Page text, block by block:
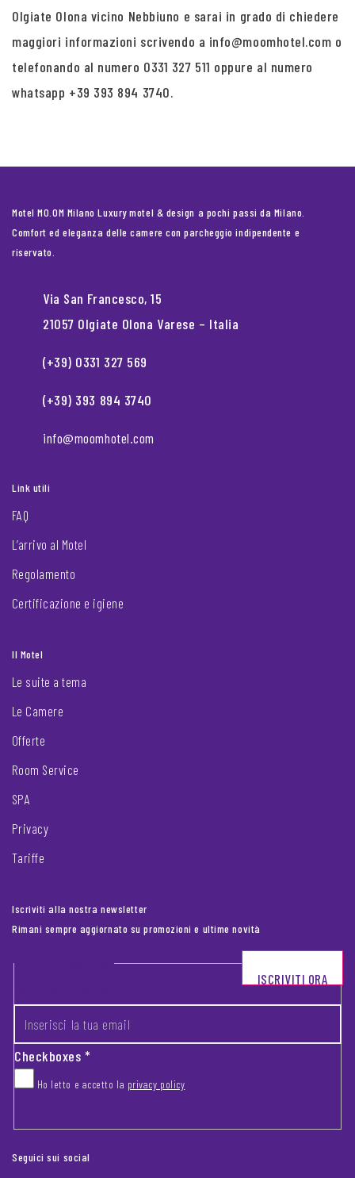
Olgiate Olona vicino Nebbiuno e sarai in grado di chiedere
maggiori informazioni scrivendo a info@moomhotel.com o
telefonando al numero 0331 327 511 oppure al numero
whatsapp +39 393 894 3740.
Motel MO.OM Milano Luxury motel & design a pochi passi da Milano.
Comfort ed eleganza delle camere con parcheggio indipendente e
riservato.
Via San Francesco, 15
21057 Olgiate Olona Varese – Italia
(+39) 0331 327 569
(+39) 393 894 3740
info@moomhotel.com
Link utili
FAQ
L’arrivo al Motel
Regolamento
Certificazione e igiene
Il Motel
Le suite a tema
Le Camere
Offerte
Room Service
SPA
Privacy
Tariffe
Iscriviti alla nostra newsletter
Rimani sempre aggiornato su promozioni e ultime novità
Footer newsletter
Checkboxes*
Ho letto e accetto la privacy policy
ISCRIVITI ORA
Seguici sui social